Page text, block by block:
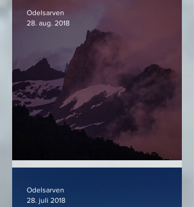
Det vakre i det dunkle
Odelsarven
28. aug. 2018
Odelsarven
28. juli 2018